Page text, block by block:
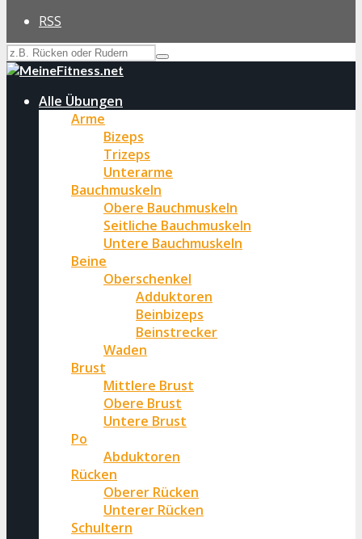
RSS
Alle Übungen
Arme
Bizeps
Trizeps
Unterarme
Bauchmuskeln
Obere Bauchmuskeln
Seitliche Bauchmuskeln
Untere Bauchmuskeln
Beine
Oberschenkel
Adduktoren
Beinbizeps
Beinstrecker
Waden
Brust
Mittlere Brust
Obere Brust
Untere Brust
Po
Abduktoren
Rücken
Oberer Rücken
Unterer Rücken
Schultern